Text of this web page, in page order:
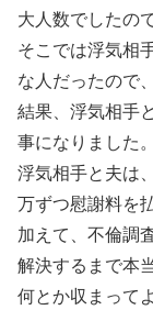
大人数でしたの
そこでは浮気相
な人だったので
結果、浮気相手
事になりました。
浮気相手と夫は
万ずつ慰謝料を
加えて、不倫調
解決するまで本
何とか収まって